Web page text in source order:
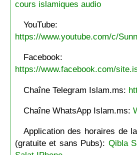
cours islamiques audio
YouTube:
https://www.youtube.com/c/
Facebook:
https://www.facebook.com/
Chaîne Telegram Islam.ms:
Chaîne WhatsApp Islam.ms:
Application des horaires de
(gratuite et sans Pubs): Qibla